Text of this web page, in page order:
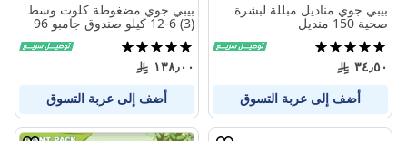
بيبي جوي مناديل مبللة لبشرة
صحية 150 منديل
تقييم:
100%
٣٤٫٥٠
أضف إلى عربة التسوق
بيبي جوي مضغوطة كلوت وسط
(3) 6-12 كيلو صندوق جامبو 96
حفاضة
تقييم:
100%
١٣٨٫٠٠
أضف إلى عربة التسوق